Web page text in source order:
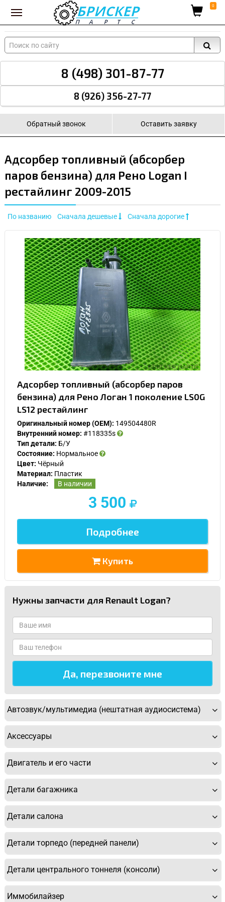
Вход для поставщиков 0
8 (498) 301-87-77
8 (926) 356-27-77
Обратный звонок Оставить заявку
Адсорбер топливный (абсорбер
паров бензина) для Рено Logan I
рестайлинг 2009-2015
По названию Сначала дешевые Сначала дорогие
Адсорбер топливный (абсорбер паров
бензина) для Рено Логан 1 поколение LS0G
LS12 рестайлинг
Оригинальный номер (OEM): 149504480R
Внутренний номер: #118335s
Тип детали: Б/У
Состояние: Нормальное
Цвет: Чёрный
Материал: Пластик
Наличие:
В наличии
3 500
Подробнее
Купить
Нужны запчасти для Renault Logan?
Автозвук/мультимедиа (нештатная аудиосистема)
Аксессуары
Двигатель и его части
Детали багажника
Детали салона
Детали торпедо (передней панели)
Детали центрального тоннеля (консоли)
Иммобилайзер